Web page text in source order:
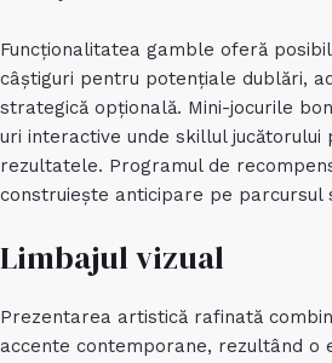
Funcționalitatea gamble oferă
câștiguri pentru potențiale dublări,
strategică opțională. Mini-jocurile
uri interactive unde skillul jucătorului
rezultatele. Programul de
construiește anticipare pe parcursul
Limbajul vizual
Prezentarea artistică rafinată
accente contemporane, rezultând o